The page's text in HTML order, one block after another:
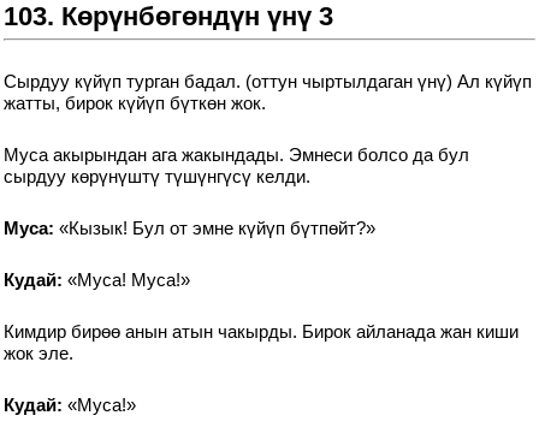
103. Көрүнбөгөндүн үнү 3
Сырдуу күйүп турган бадал. (оттун чыртылдаган үнү) Ал күйүп
жатты, бирок күйүп бүткөн жок.
Муса акырындан ага жакындады. Эмнеси болсо да бул
сырдуу көрүнүштү түшүнгүсү келди.
Муса: «Кызык! Бул от эмне күйүп бүтпөйт?»
Кудай: «Муса! Муса!»
Кимдир бирөө анын атын чакырды. Бирок айланада жан киши
жок эле.
Кудай: «Муса!»